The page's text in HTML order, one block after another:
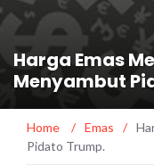
Harga Emas
Menyambut
Home / Emas /
Pidato Trump.